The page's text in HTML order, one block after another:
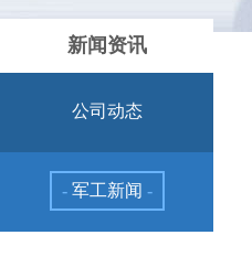
新闻资讯
公司动态
- 军工新闻 -